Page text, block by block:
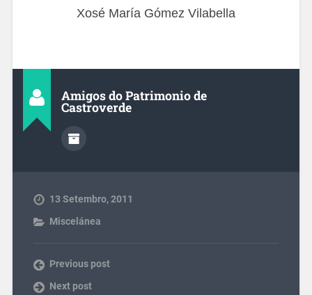
Xosé María Gómez Vilabella
Amigos do Patrimonio de
Castroverde
13 Setembro, 2011
Miscelánea
Previous post
Next post